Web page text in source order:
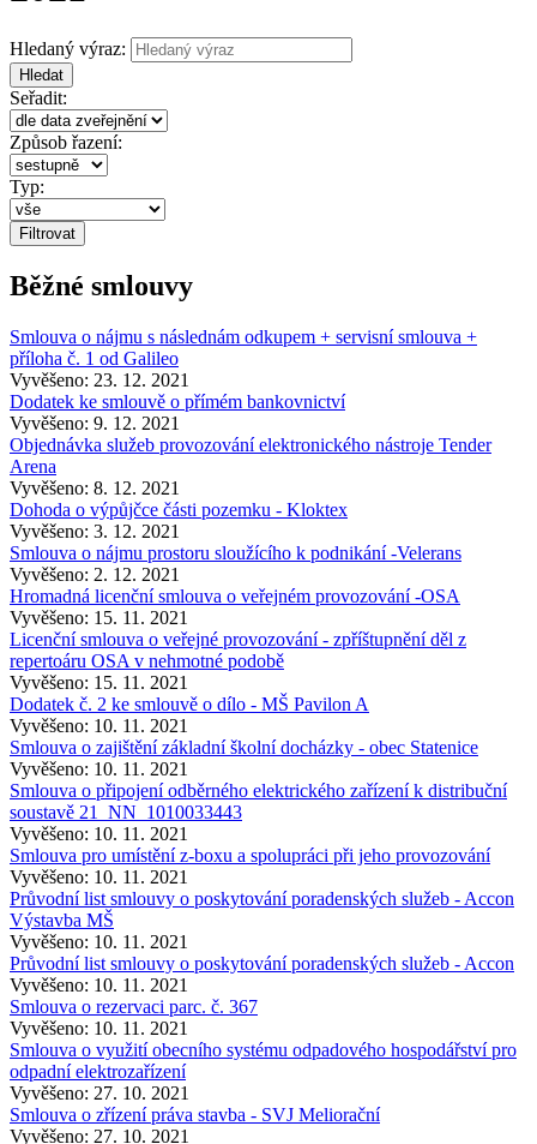
Hledaný výraz:
Hledat
Seřadit:
Způsob řazení:
Typ:
Běžné smlouvy
Smlouva o nájmu s následnám odkupem + servisní smlouva +
příloha č. 1 od Galileo
Vyvěšeno: 23. 12. 2021
Dodatek ke smlouvě o přímém bankovnictví
Vyvěšeno: 9. 12. 2021
Objednávka služeb provozování elektronického nástroje Tender
Arena
Vyvěšeno: 8. 12. 2021
Dohoda o výpůjčce části pozemku - Kloktex
Vyvěšeno: 3. 12. 2021
Smlouva o nájmu prostoru sloužícího k podnikání -Velerans
Vyvěšeno: 2. 12. 2021
Hromadná licenční smlouva o veřejném provozování -OSA
Vyvěšeno: 15. 11. 2021
Licenční smlouva o veřejné provozování - zpříštupnění děl z
repertoáru OSA v nehmotné podobě
Vyvěšeno: 15. 11. 2021
Dodatek č. 2 ke smlouvě o dílo - MŠ Pavilon A
Vyvěšeno: 10. 11. 2021
Smlouva o zajištění základní školní docházky - obec Statenice
Vyvěšeno: 10. 11. 2021
Smlouva o připojení odběrného elektrického zařízení k distribuční
soustavě 21_NN_1010033443
Vyvěšeno: 10. 11. 2021
Smlouva pro umístění z-boxu a spolupráci při jeho provozování
Vyvěšeno: 10. 11. 2021
Průvodní list smlouvy o poskytování poradenských služeb - Accon
Výstavba MŠ
Vyvěšeno: 10. 11. 2021
Průvodní list smlouvy o poskytování poradenských služeb - Accon
Vyvěšeno: 10. 11. 2021
Smlouva o rezervaci parc. č. 367
Vyvěšeno: 10. 11. 2021
Smlouva o využití obecního systému odpadového hospodářství pro
odpadní elektrozařízení
Vyvěšeno: 27. 10. 2021
Smlouva o zřízení práva stavba - SVJ Meliorační
Vyvěšeno: 27. 10. 2021